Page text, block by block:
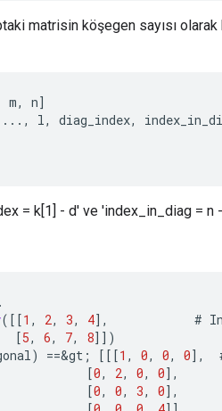
matrisin köşegen sayısı
m, n]
..., l, diag_index,
= k[1] - d' ve 'index_in_diag = n
.
( [[1 , 2, 3, 4] , #
[5, 6, 7, 8]] )
) ==&gt ; [[[1 , 0, 0, 0] ,
[0, 2, 0, 0] ,
[0, 0, 3, 0] ,